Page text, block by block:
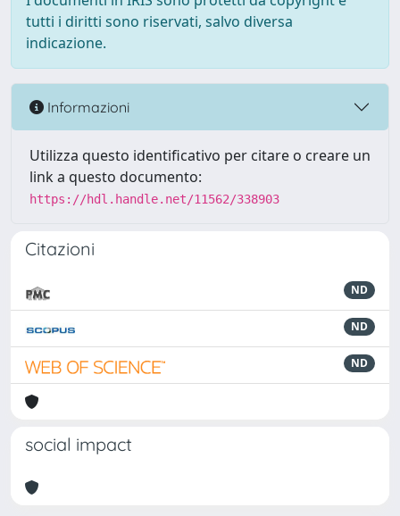
tutti i diritti sono riservati, salvo diversa
indicazione.
Informazioni
Utilizza questo identificativo per citare o creare un
link a questo documento:
https://hdl.handle.net/11562/338903
Citazioni
ND
ND
ND
social impact